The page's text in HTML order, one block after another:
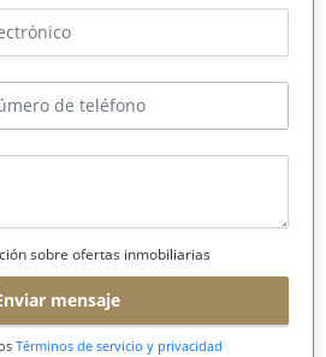
sobre ofertas inmobiliarias
mensaje
Términos de servicio y privacidad